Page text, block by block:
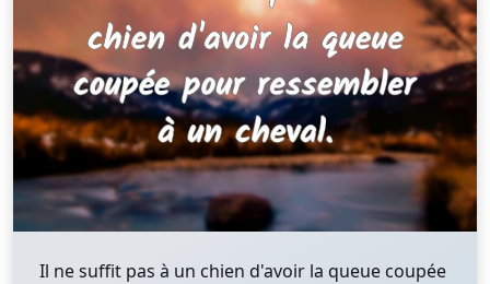
Il ne suffit pas à un chien d'avoir la queue coupée